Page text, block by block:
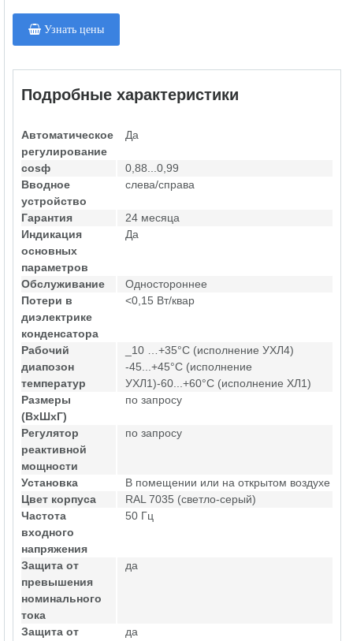
Узнать цены
Подробные характеристики
Автоматическое
регулирование
Да
cosф
0,88...0,99
Вводное
устройство
слева/справа
Гарантия
24 месяца
Индикация
основных
параметров
Да
Обслуживание
Одностороннее
Потери в
диэлектрике
конденсатора
<0,15 Вт/квар
Рабочий
диапозон
температур
_10 …+35°С (исполнение УХЛ4)
-45...+45°С (исполнение
УХЛ1)-60...+60°С (исполнение ХЛ1)
Размеры
(ВхШхГ)
по запросу
Регулятор
реактивной
мощности
по запросу
Установка
В помещении или на открытом воздухе
Цвет корпуса
RAL 7035 (светло-серый)
Частота
входного
напряжения
50 Гц
Защита от
превышения
номинального
тока
да
Защита от
да